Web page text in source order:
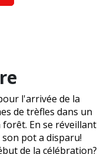
l'arrivée de la
de trèfles dans un
En se réveillant
pot a disparu!
de la célébration?